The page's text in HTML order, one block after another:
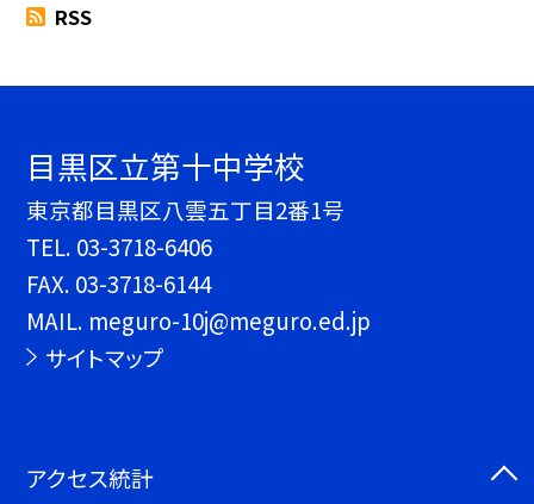
RSS
目黒区立第十中学校
東京都目黒区八雲五丁目2番1号
TEL. 03-3718-6406
FAX. 03-3718-6144
MAIL. meguro-10j@meguro.ed.jp
サイトマップ
アクセス統計